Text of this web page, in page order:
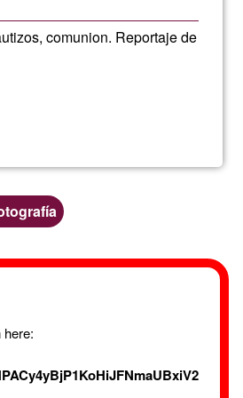
ma
comunion. Reportaje de
Foto
here: